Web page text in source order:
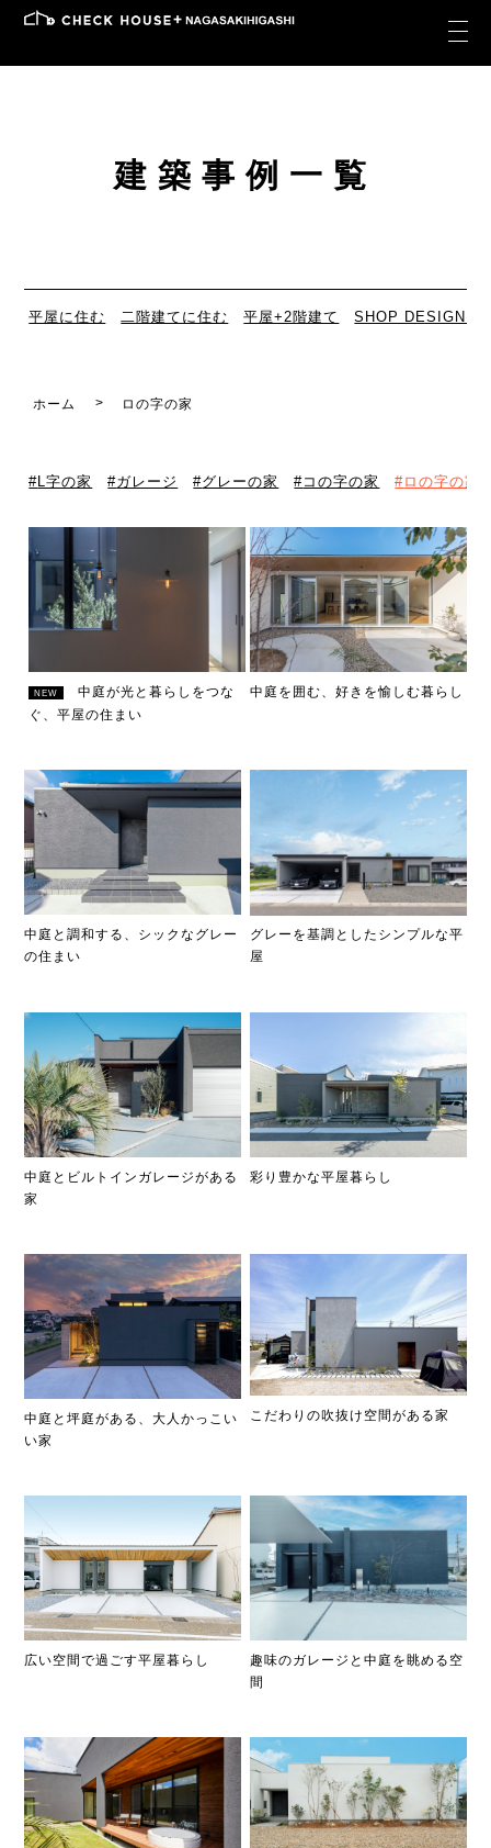
建築事例一覧
平屋に住む 二階建てに住む 平屋+2階建て SHOP DESIGN（
ホーム ロの字の家
L字の家 ガレージ グレーの家 コの字の家 ロの字の家
NEW
中庭が光と暮らしをつな
ぐ、平屋の住まい
中庭を囲む、好きを愉しむ暮らし
中庭と調和する、シックなグレー
の住まい
グレーを基調としたシンプルな平
屋
中庭とビルトインガレージがある
家
彩り豊かな平屋暮らし
中庭と坪庭がある、大人かっこい
い家
こだわりの吹抜け空間がある家
広い空間で過ごす平屋暮らし
趣味のガレージと中庭を眺める空
間